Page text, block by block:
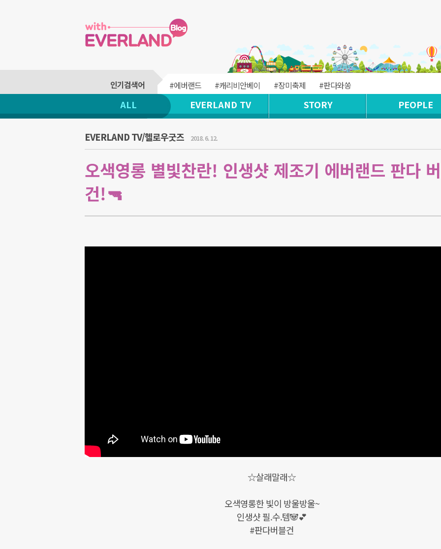
#에버랜드 #캐리비안베이 #장미축제 #판다와쏭
ALL EVERLAND TV STORY PEOPLE
EVERLAND TV/헬로우굿즈 2018. 6. 12.
오색영롱 별빛찬란! 인생샷 제조기 에버랜드 판다
건!🔫
☆살래말래☆
오색영롱한 빛이 방울방울~
인생샷 필.수.템🐼💕
#판다버블건